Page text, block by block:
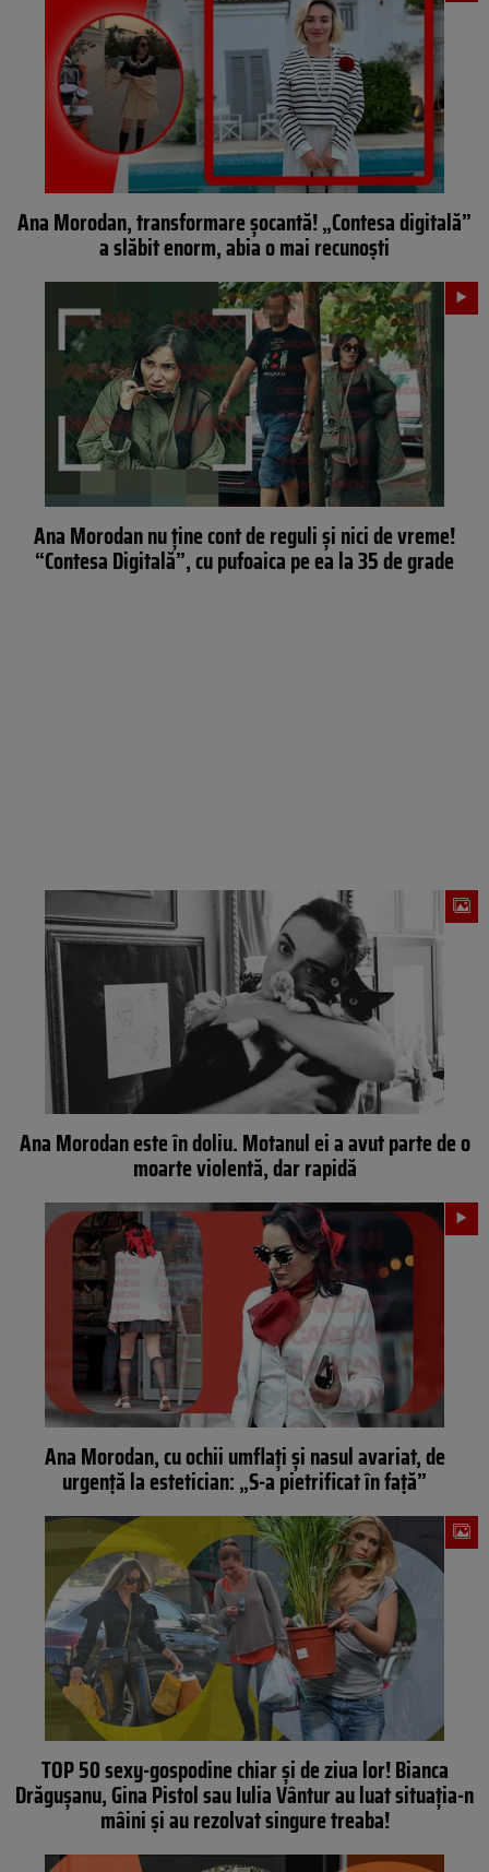
Ana Morodan, transformare șocantă! „Contesa digitală”
a slăbit enorm, abia o mai recunoști
Ana Morodan nu ține cont de reguli și nici de vreme!
“Contesa Digitală”, cu pufoaica pe ea la 35 de grade
Ana Morodan este în doliu. Motanul ei a avut parte de o
moarte violentă, dar rapidă
Ana Morodan, cu ochii umflați și nasul avariat, de
urgență la estetician: „S-a pietrificat în față”
TOP 50 sexy-gospodine chiar şi de ziua lor! Bianca
Drăguşanu, Gina Pistol sau Iulia Vântur au luat situaţia-n
mâini şi au rezolvat singure treaba!